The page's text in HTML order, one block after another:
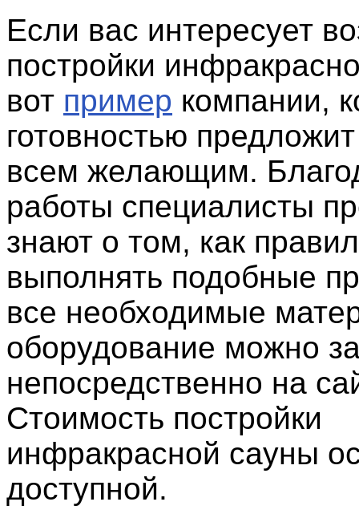
Если вас интересует
постройки
вот пример компании,
готовностью
всем желающим.
работы специалисты
знают о том, как
выполнять подобные
все необходимые
оборудование можно
непосредственно на
Стоимость постройки
инфракрасной сауны
доступной.